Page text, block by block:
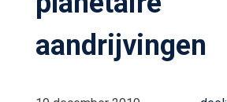
aandrijvingen